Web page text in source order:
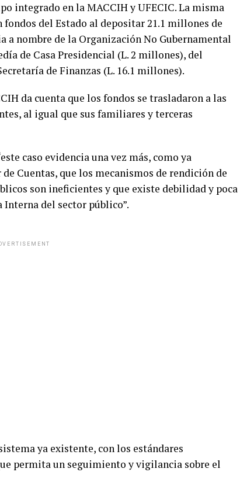
integrado en la MACCIH y UFECIC. La misma
fondos del Estado al depositar 21.1 millones de
a nombre de la Organización No Gubernamental
de Casa Presidencial (L. 2 millones), del
de Finanzas (L. 16.1 millones).
da cuenta que los fondos se trasladaron a las
al igual que sus familiares y terceras
caso evidencia una vez más, como ya
Cuentas, que los mecanismos de rendición de
son ineficientes y que existe debilidad y poca
del sector público”.
ya existente, con los estándares
permita un seguimiento y vigilancia sobre el